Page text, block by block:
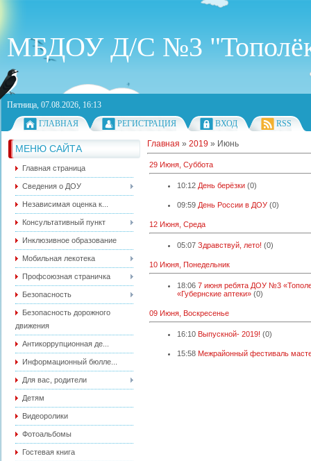
МБДОУ Д/С №3
Пятница, 07.08.2026, 16:13
ГЛАВНАЯ
РЕГИСТРАЦИЯ ВХОД RSS
МЕНЮ САЙТА
Главная страница
Сведения о ДОУ
Независимая оценка к...
Консультативный пункт
Инклюзивное образование
Мобильная лекотека
Профсоюзная страничка
Безопасность
Безопасность дорожного
движения
Антикоррупционная де...
Информационный бюлле...
Для вас, родители
Детям
Видеоролики
Фотоальбомы
Гостевая книга
Главная » 2019 » Июнь
29 Июня, Суббота
10:12 День берёзки (0)
09:59 День России в ДОУ (0)
12 Июня, Среда
05:07 Здравствуй, лето! (0)
10 Июня, Понедельник
18:06 7 июня ребята ДОУ №3
«Губернские аптеки» (0)
09 Июня, Воскресенье
16:10 Выпускной- 2019! (0)
15:58 Межрайонный фестиваль